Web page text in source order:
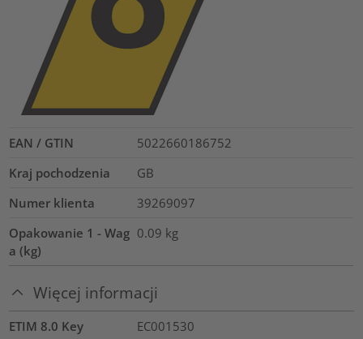
EAN / GTIN
5022660186752
Kraj pochodzenia
GB
Numer klienta
39269097
Opakowanie 1 - Wag
a (kg)
0.09 kg
Więcej informacji
ETIM 8.0 Key EC001530